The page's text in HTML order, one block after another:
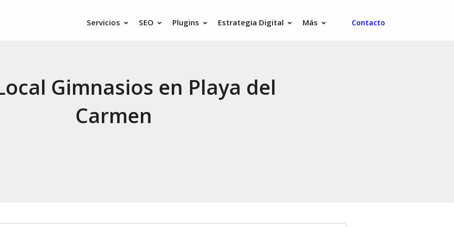
Servicios SEO Plugins Estrategia Digital Más Contacto
Gimnasios en Playa del
Carmen